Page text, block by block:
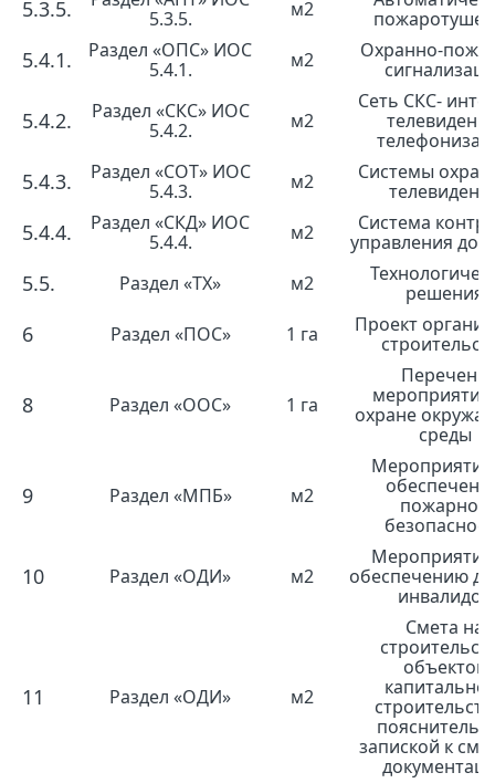
5.3.5.
5.3.5.
м2
5.4.1.
Раздел «ОПС» ИОС
5.4.1.
м2
Охранно-
5.4.2.
Раздел «СКС» ИОС
5.4.2.
м2
Сеть СКС-
5.4.3.
Раздел «СОТ» ИОС
5.4.3.
м2
Системы
5.4.4.
Раздел «СКД» ИОС
5.4.4.
м2
Система
управления
5.5. Раздел «ТХ» м2
решения
6 Раздел «ПОС» 1 га
Проект
8 Раздел «ООС» 1 га
Перечень
охране
среды
9 Раздел «МПБ» м2
пожарной
10 Раздел «ОДИ» м2
обеспечению
инвалидов
11 Раздел «ОДИ» м2
Смета на
объектов
запиской к